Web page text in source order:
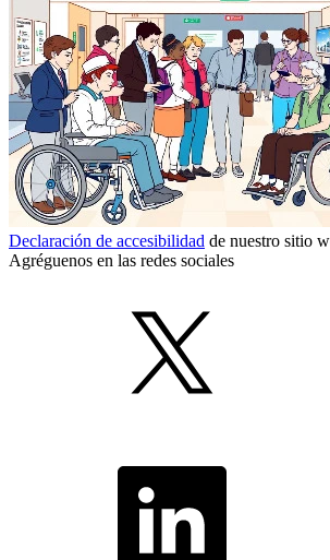
Declaración de accesibilidad de nuestro sitio
Agréguenos en las redes sociales